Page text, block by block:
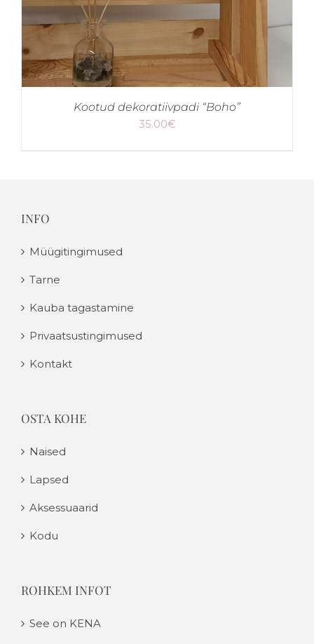
Kootud dekoratiivpadi “Boho”
35.00€
INFO
Müügitingimused
Tarne
Kauba tagastamine
Privaatsustingimused
Kontakt
OSTA KOHE
Naised
Lapsed
Aksessuaarid
Kodu
ROHKEM INFOT
See on KENA